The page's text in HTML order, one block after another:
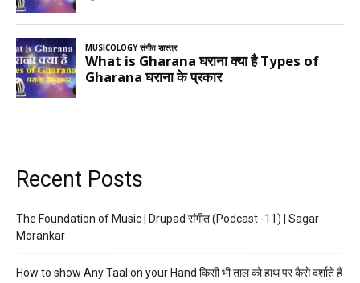
Recent Posts
The Foundation of Music | Drupad संगीत (Podcast -11) | Sagar
Morankar
How to show Any Taal on your Hand किसी भी ताल को हाथ पर कैसे दर्शाते हैं